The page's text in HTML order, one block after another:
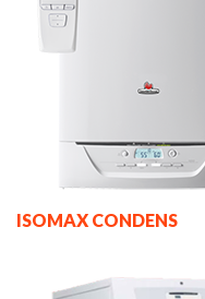
ISOMAX CONDENS